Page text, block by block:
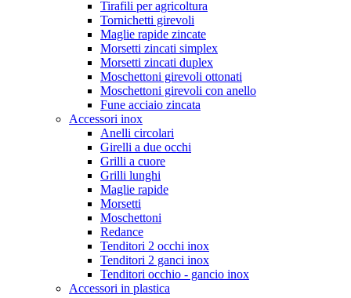
Tirafili per agricoltura
Tornichetti girevoli
Maglie rapide zincate
Morsetti zincati simplex
Morsetti zincati duplex
Moschettoni girevoli ottonati
Moschettoni girevoli con anello
Fune acciaio zincata
Accessori inox
Anelli circolari
Girelli a due occhi
Grilli a cuore
Grilli lunghi
Maglie rapide
Morsetti
Moschettoni
Redance
Tenditori 2 occhi inox
Tenditori 2 ganci inox
Tenditori occhio - gancio inox
Accessori in plastica